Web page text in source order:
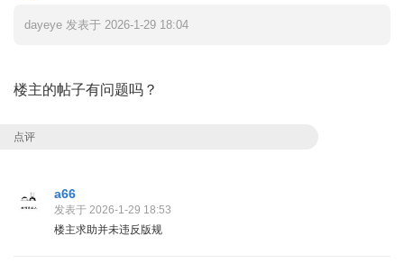
dayeye 发表于 2026-1-29 18:04
楼主的帖子有问题吗？
点评
a66
发表于 2026-1-29 18:53
楼主求助并未违反版规